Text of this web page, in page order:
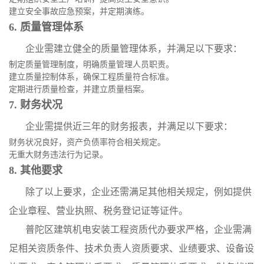
建立安全事故应急预案，并定期演练。
6. 质量管理体系
企业需建立健全的质量管理体系，并满足以下要求：
制定质量管理制度，明确质量管理人员职责。
建立质量控制体系，确保工程质量符合标准。
定期进行质量检查，并建立质量档案。
7. 财务状况
企业需提供近三年的财务报表，并满足以下要求：
财务状况良好，资产负债率符合相关规定。
无重大财务违法行为记录。
8. 其他要求
除了以上要求，企业还需满足其他相关规定，例如提供
企业章程、营业执照、税务登记证等证件。
普陀区建筑机电安装工程资质代办要求严格，企业需满
足相关资质条件、技术负责人资质要求、业绩要求、设备设